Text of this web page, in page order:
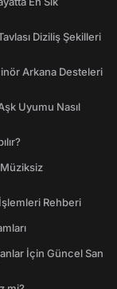
Diziliş Şekilleri
Arkana Desteleri
Uyumu Nasıl
Rehberi
İçin Güncel San